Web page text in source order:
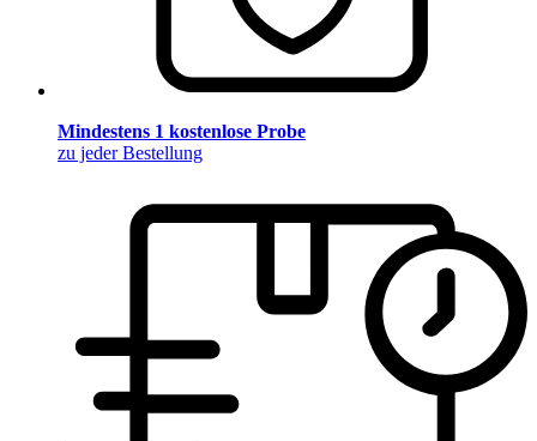
Mindestens 1 kostenlose Probe
zu jeder Bestellung